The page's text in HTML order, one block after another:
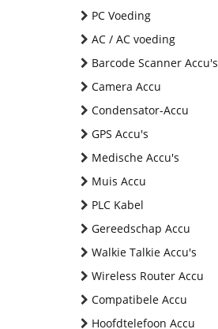
PC Voeding
AC / AC voeding
Barcode Scanner Accu's
Camera Accu
Condensator-Accu
GPS Accu's
Medische Accu's
Muis Accu
PLC Kabel
Gereedschap Accu
Walkie Talkie Accu's
Wireless Router Accu
Compatibele Accu
Hoofdtelefoon Accu